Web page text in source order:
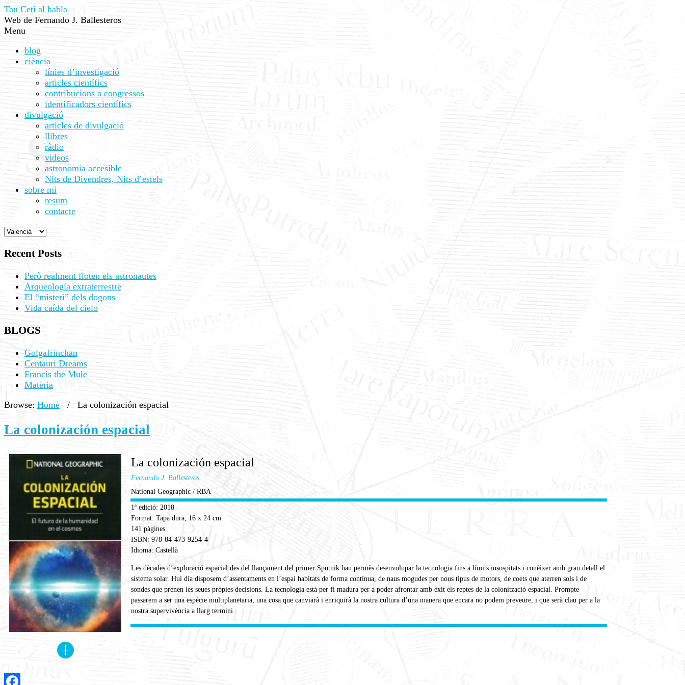
Tau Ceti al habla
Web de Fernando J. Ballesteros
Menu
blog
ciència
línies d’investigació
articles científics
contribucions a congressos
identificadors científics
divulgació
articles de divulgació
llibres
ràdio
videos
astronomia accesible
Nits de Divendres, Nits d’estels
sobre mi
resum
contacte
Recent Posts
Però realment floten els astronautes
Arqueología extraterrestre
El “misteri” dels dogons
Vida caída del cielo
BLOGS
Golgafrinchan
Centauri Dreams
Francis the Mule
Materia
Browse: Home / La colonización espacial
La colonización espacial
La colonización espacial
Fernando J. Ballesteros
National Geographic / RBA
1ª edició: 2018
Format: Tapa dura, 16 x 24 cm
141 pàgines
ISBN: 978-84-473-9254-4
Idioma: Castellà
Les dècades d’exploració espacial des del llançament del primer Sputnik han permès desenvolupar la tecnologia fins a límits insospitats i conèixer amb gran detall el
sistema solar. Hui dia disposem d’assentaments en l’espai habitats de forma contínua, de naus mogudes per nous tipus de motors, de coets que aterren sols i de
sondes que prenen les seues pròpies decisions. La tecnologia està per fi madura per a poder afrontar amb èxit els reptes de la colonització espacial. Prompte
passarem a ser una espècie multiplanetaria, una cosa que canviarà i enriquirà la nostra cultura d’una manera que encara no podem preveure, i que serà clau per a la
nostra supervivència a llarg termini.